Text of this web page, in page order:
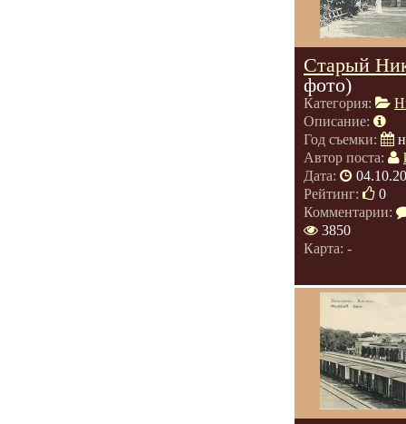
Старый
фото)
Категория:
Описание:
Год съемки:
Автор поста:
Дата:
Рейтинг:
0
Комментарии:
3850
Карта: -